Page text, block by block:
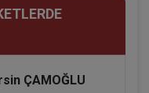
ÇAMOĞLU